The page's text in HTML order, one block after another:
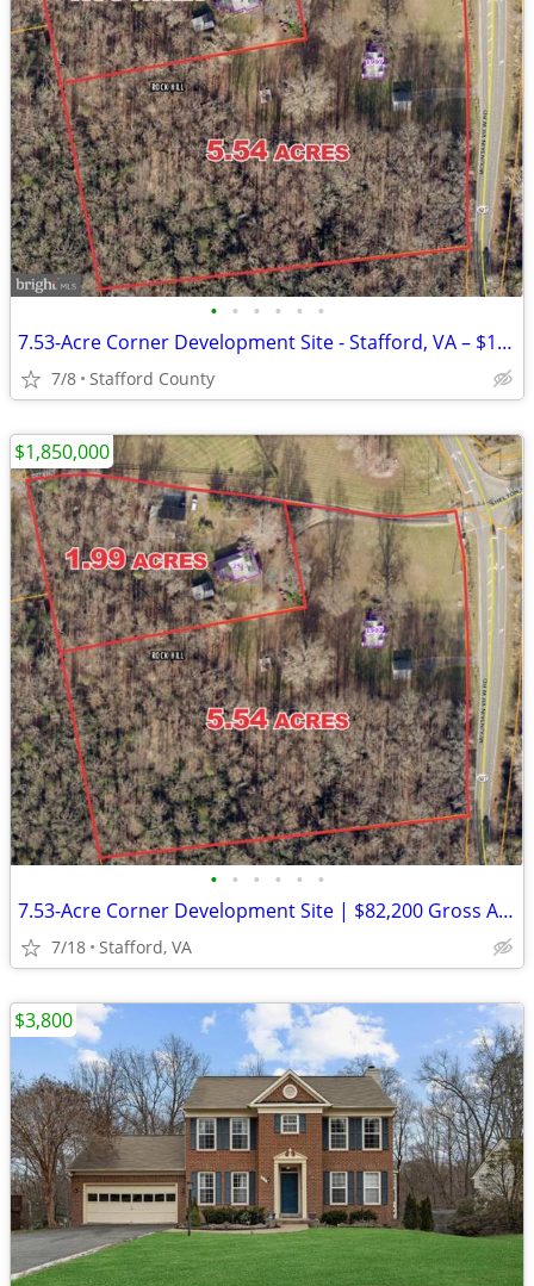
• • • • • •
7.53-Acre Corner Development Site - Stafford, VA – $1,850,000.00
7/8 Stafford County
• • • • • •
7.53-Acre Corner Development Site | $82,200 Gross Annual Income
7/18 Stafford, VA
$1,850,000
$3,800